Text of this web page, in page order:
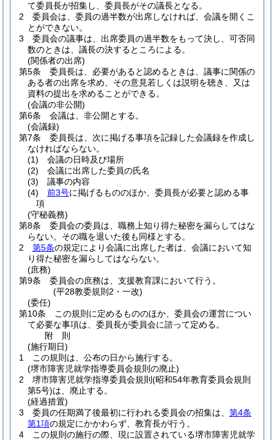
て委員長が招集し、委員長がその議長となる。
2
委員会は、委員の過半数が出席しなければ、会議を開くこ
とができない。
3
委員会の議事は、出席委員の過半数をもって決し、可否同
数のときは、議長の決するところによる。
(関係者の出席)
第5条
委員長は、必要があると認めるときは、議事に関係の
ある者の出席を求め、その意見若しくは説明を聴き、又は
資料の提出を求めることができる。
(会議の非公開)
第6条
会議は、非公開とする。
(会議録)
第7条
委員長は、次に掲げる事項を記録した会議録を作成し
なければならない。
(1)
会議の日時及び場所
(2)
会議に出席した委員の氏名
(3)
議事の内容
(4)
前3号に掲げるもののほか、委員長が必要と認める事
項
(守秘義務)
第8条
委員会の委員は、職務上知り得た秘密を漏らしてはな
らない。 その職を退いた後も同様とする。
2
第5条の規定により会議に出席した者は、会議において知
り得た秘密を漏らしてはならない。
(庶務)
第9条
委員会の庶務は、支援教育課において行う。
(平28教委規則2・一改)
(委任)
第10条
この規則に定めるもののほか、委員会の運営につい
て必要な事項は、委員長が委員会に諮って定める。
附 則
(施行期日)
1
この規則は、公布の日から施行する。
(堺市障害児就学指導委員会規則の廃止)
2
堺市障害児就学指導委員会規則 (昭和54年教育委員会規則
第5号)は、廃止する。
(経過措置)
3
委員の任期満了後最初に行われる委員会の招集は、 第4条
第1項の規定にかかわらず、教育長が行う。
4
この規則の施行の際、現に設置されている堺市障害児就学